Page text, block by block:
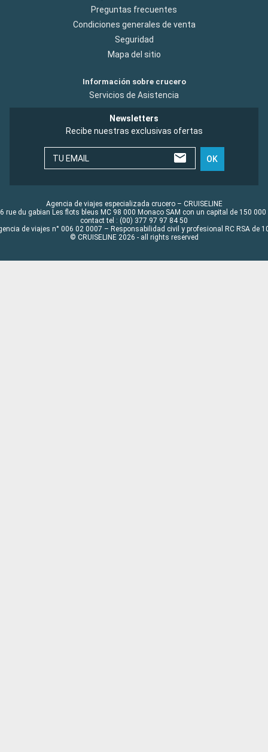
Preguntas frecuentes
Condiciones generales de venta
Seguridad
Mapa del sitio
Información sobre crucero
Servicios de Asistencia
Newsletters
Recibe nuestras exclusivas ofertas
TU EMAIL OK
Agencia de viajes especializada crucero – CRUISELINE
rue du gabian Les flots bleus MC 98 000 Monaco SAM con un capital de 150 000
contact tel : (00) 377 97 97 84 50
de viajes n° 006 02 0007 – Responsabilidad civil y profesional RC RSA de
© CRUISELINE 2026 - all rights reserved